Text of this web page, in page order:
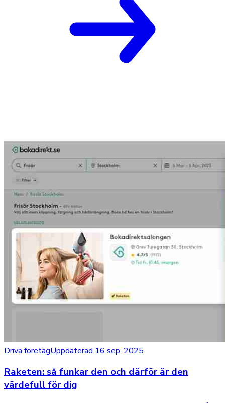
Driva företagUppdaterad 16 sep. 2025
Raketen: så funkar den och därför är den
värdefull för dig